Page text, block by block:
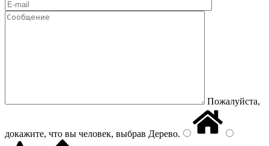
Пожалуйста,
докажите, что вы человек, выбрав Дерево.